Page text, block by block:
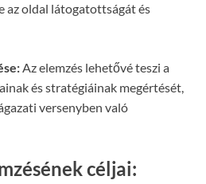
az oldal látogatottságát és
Az elemzés lehetővé teszi a
és stratégiáinak megértését,
versenyben való
céljai: